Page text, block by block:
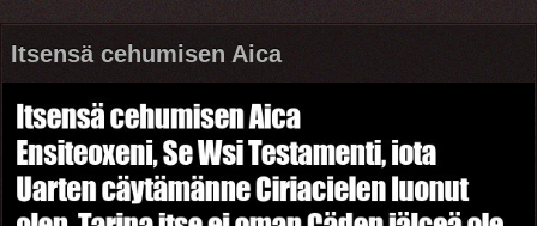
Itsensä cehumisen Aica